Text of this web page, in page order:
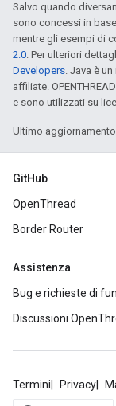
Salvo quando
sono concessi in
mentre gli esempi di
2.0. Per ulteriori
Developers. Java è
affiliate.
e sono utilizzati su
Ultimo aggiornamento
GitHub
OpenThread
Border Router
Assistenza
Bug e richieste di
Discussioni
Termini Privacy